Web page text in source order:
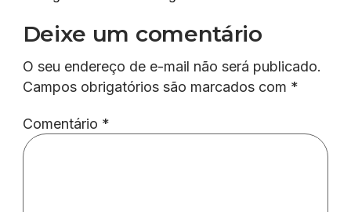
Deixe um comentário
O seu endereço de e-mail não será publicado.
Campos obrigatórios são marcados com *
Comentário *